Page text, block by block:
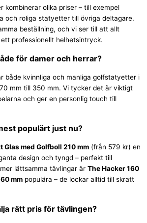
kombinerar olika priser – till exempel
och roliga statyetter till övriga deltagare.
beställning, och vi ser till att allt
professionellt helhetsintryck.
för damer och herrar?
både kvinnliga och manliga golfstatyetter i
mm till 350 mm. Vi tycker det är viktigt
och ger en personlig touch till
populärt just nu?
Glas med Golfboll 210 mm (från 579 kr) en
design och tyngd – perfekt till
lättsamma tävlingar är The Hacker 160
mm populära – de lockar alltid till skratt
rätt pris för tävlingen?